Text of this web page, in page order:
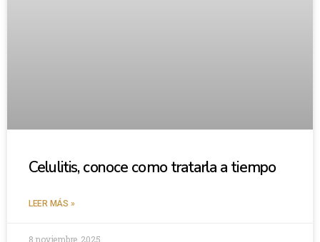
Celulitis, conoce como tratarla a tiempo
LEER MÁS »
8 noviembre, 2025